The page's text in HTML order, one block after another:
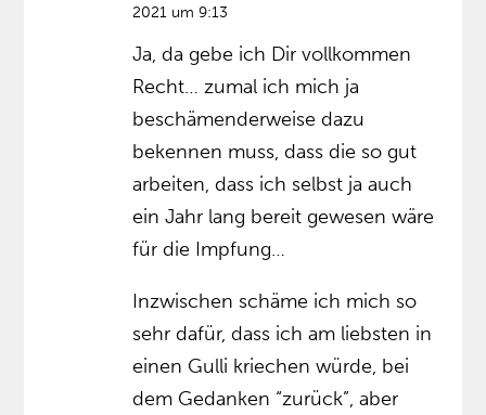
2021 um 9:13
Ja, da gebe ich Dir vollkommen
Recht… zumal ich mich ja
beschämenderweise dazu
bekennen muss, dass die so gut
arbeiten, dass ich selbst ja auch
ein Jahr lang bereit gewesen wäre
für die Impfung…
Inzwischen schäme ich mich so
sehr dafür, dass ich am liebsten in
einen Gulli kriechen würde, bei
dem Gedanken “zurück”, aber